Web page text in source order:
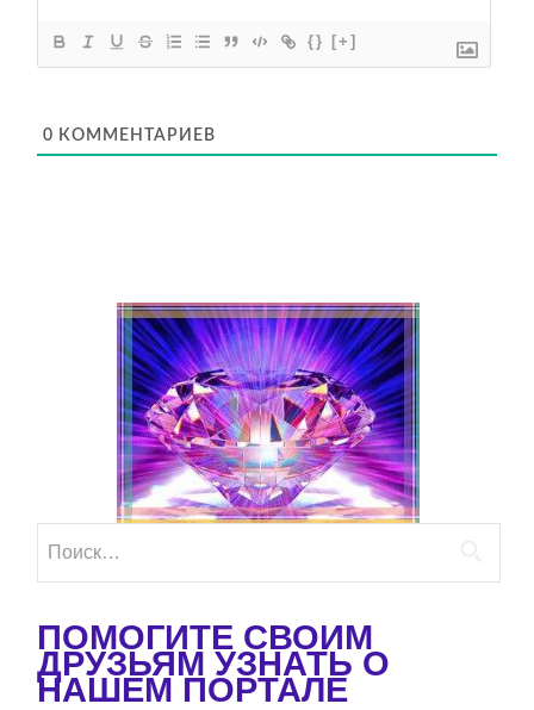
{} [+]
0 КОММЕНТАРИЕВ
ПОМОГИТЕ СВОИМ
ДРУЗЬЯМ УЗНАТЬ О
НАШЕМ ПОРТАЛЕ